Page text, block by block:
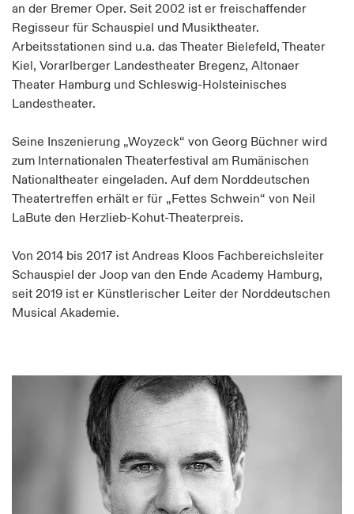
an der Bremer Oper. Seit 2002 ist er freischaffender
Regisseur für Schauspiel und Musiktheater.
Arbeitsstationen sind u.a. das Theater Bielefeld, Theater
Kiel, Vorarlberger Landestheater Bregenz, Altonaer
Theater Hamburg und Schleswig-Holsteinisches
Landestheater.
Seine Inszenierung „Woyzeck“ von Georg Büchner wird
zum Internationalen Theaterfestival am Rumänischen
Nationaltheater eingeladen. Auf dem Norddeutschen
Theatertreffen erhält er für „Fettes Schwein“ von Neil
LaBute den Herzlieb-Kohut-Theaterpreis.
Von 2014 bis 2017 ist Andreas Kloos Fachbereichsleiter
Schauspiel der Joop van den Ende Academy Hamburg,
seit 2019 ist er Künstlerischer Leiter der Norddeutschen
Musical Akademie.